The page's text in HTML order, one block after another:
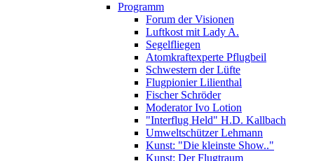
Programm
Forum der Visionen
Luftkost mit Lady A.
Segelfliegen
Atomkraftexperte Pflugbeil
Schwestern der Lüfte
Flugpionier Lilienthal
Fischer Schröder
Moderator Ivo Lotion
"Interflug Held" H.D. Kallbach
Umweltschützer Lehmann
Kunst: "Die kleinste Show.."
Kunst: Der Flugtraum